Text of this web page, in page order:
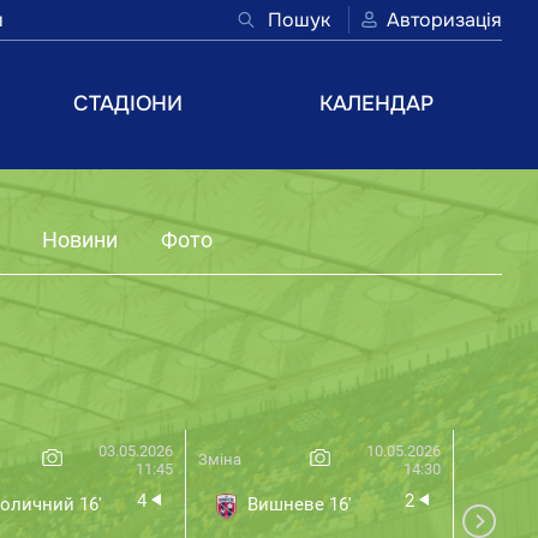
Пошук Авторизація
СТАДІОНИ КАЛЕНДАР
Новини Фото
03.05.2026
11:45
16' 4
Зміна
10.05.2026
14:30
Вишневе 16' 2